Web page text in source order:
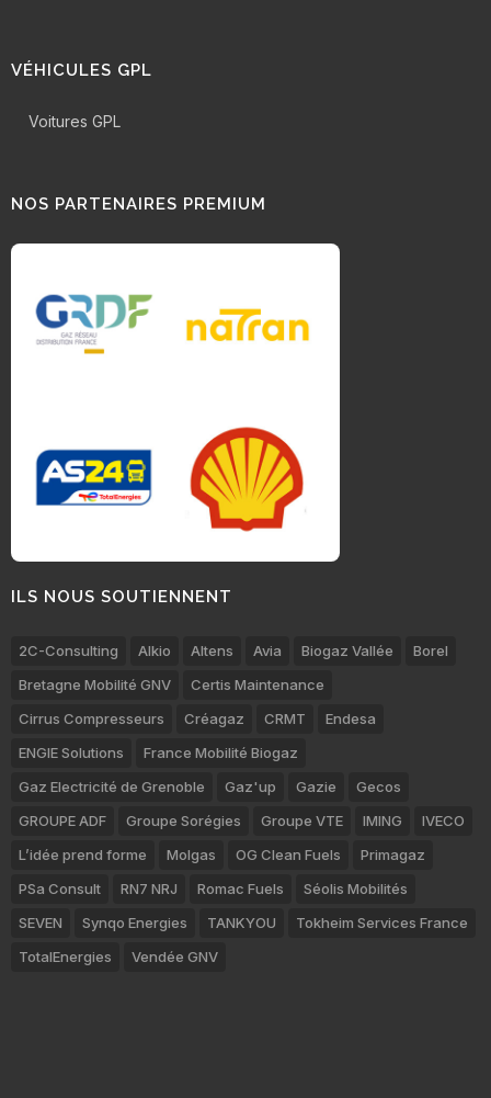
VÉHICULES GPL
Voitures GPL
NOS PARTENAIRES PREMIUM
ILS NOUS SOUTIENNENT
2C-Consulting Alkio Altens Avia Biogaz Vallée
Borel
Bretagne Mobilité GNV
Certis Maintenance
Cirrus Compresseurs
Créagaz CRMT
Endesa
ENGIE Solutions
France Mobilité Biogaz
Gaz Electricité de Grenoble
Gaz'up Gazie
Gecos
GROUPE ADF
Groupe Sorégies Groupe VTE IMING
IVECO
L’idée prend forme
Molgas OG Clean Fuels
Primagaz
PSa Consult
RN7 NRJ Romac Fuels
Séolis Mobilités
SEVEN
Synqo Energies TANKYOU
Tokheim Services France
TotalEnergies
Vendée GNV